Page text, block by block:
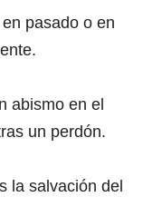
pasado o en
abismo en el
un perdón.
la salvación del